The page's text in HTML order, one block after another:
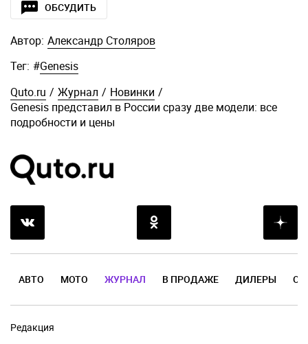
ОБСУДИТЬ
Автор: Александр Столяров
Тег: #Genesis
Quto.ru / Журнал / Новинки /
Genesis представил в России сразу две модели: все
подробности и цены
АВТО МОТО ЖУРНАЛ В ПРОДАЖЕ ДИЛЕРЫ
Редакция